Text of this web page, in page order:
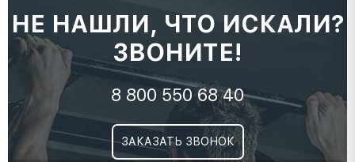
НЕ НАШЛИ, ЧТО ИСКАЛИ?
ЗВОНИТЕ!
8 800 550 68 40
ЗАКАЗАТЬ ЗВОНОК